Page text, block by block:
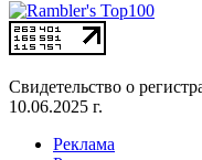
Свидетельство о
10.06.2025 г.
Реклама